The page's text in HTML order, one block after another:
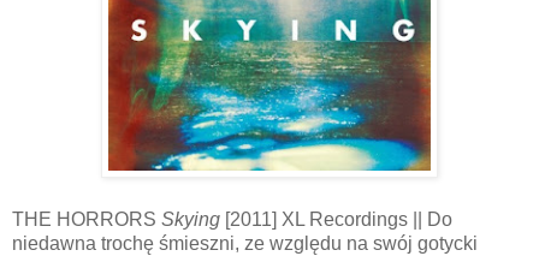
THE HORRORS Skying [2011] XL Recordings || Do
niedawna trochę śmieszni, ze względu na swój gotycki